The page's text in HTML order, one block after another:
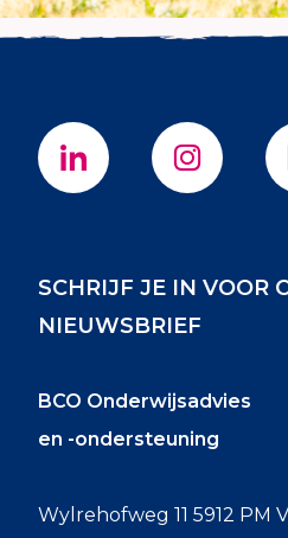
SCHRIJF JE IN VOOR
NIEUWSBRIEF
BCO Onderwijsadvies
en -ondersteuning
Wylrehofweg 11 5912 PM